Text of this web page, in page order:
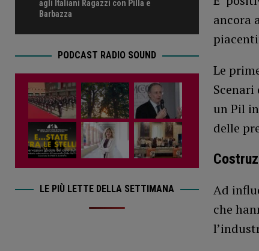
ancora
Le
un Pil
delle
Ad
che
agli Italiani Ragazzi con Pilla e
Barbazza
PODCAST RADIO SOUND
LE PIÙ LETTE DELLA SETTIMANA